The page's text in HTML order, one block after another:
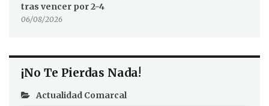
tras vencer por 2-4
06/08/2026
¡No Te Pierdas Nada!
Actualidad Comarcal